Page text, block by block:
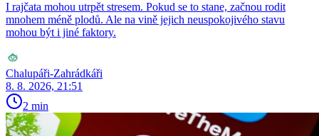
I rajčata mohou utrpět stresem. Pokud se to stane, začnou rodit
mnohem méně plodů. Ale na vině jejich neuspokojivého stavu
mohou být i jiné faktory.
Chalupáři-Zahrádkáři
8. 8. 2026, 21:51
2 min